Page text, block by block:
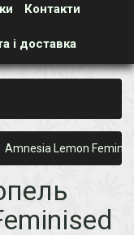
Контакти
і доставка
Amnesia Lemon